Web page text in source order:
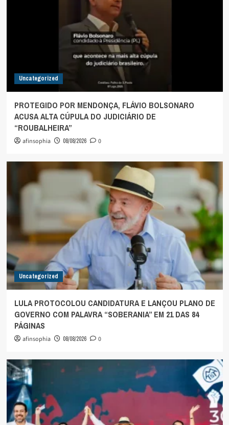
Uncategorized
PROTEGIDO POR MENDONÇA, FLÁVIO BOLSONARO
ACUSA ALTA CÚPULA DO JUDICIÁRIO DE
“ROUBALHEIRA”
afinsophia 08/08/2026 0
Uncategorized
LULA PROTOCOLOU CANDIDATURA E LANÇOU PLANO DE
GOVERNO COM PALAVRA “SOBERANIA” EM 21 DAS 84
PÁGINAS
afinsophia 08/08/2026 0